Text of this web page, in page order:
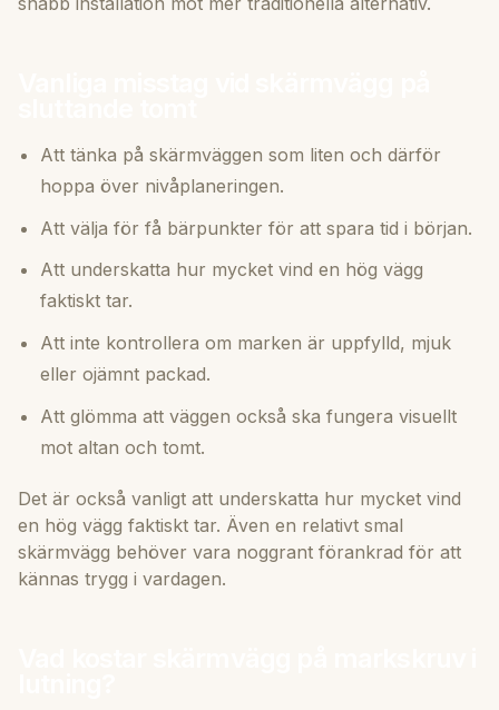
Att tänka på skärmväggen som liten och därför
hoppa över nivåplaneringen.
Att välja för få bärpunkter för att spara tid i början.
Att underskatta hur mycket vind en hög vägg
faktiskt tar.
Att inte kontrollera om marken är uppfylld, mjuk
eller ojämnt packad.
Att glömma att väggen också ska fungera visuellt
mot altan och tomt.
Det är också vanligt att underskatta hur mycket vind
en hög vägg faktiskt tar. Även en relativt smal
skärmvägg behöver vara noggrant förankrad för att
kännas trygg i vardagen.